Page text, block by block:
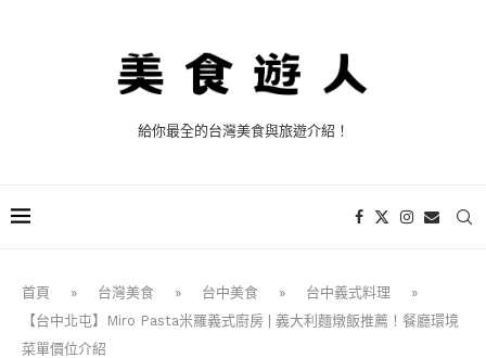
給你最全的台灣美食與旅遊介紹！
首頁 » 台灣美食 » 台中美食 » 台中義式料理
»
【台中北屯】Miro Pasta米羅義式廚房 | 義大利麵燉飯推薦！餐廳環境
菜單價位介紹